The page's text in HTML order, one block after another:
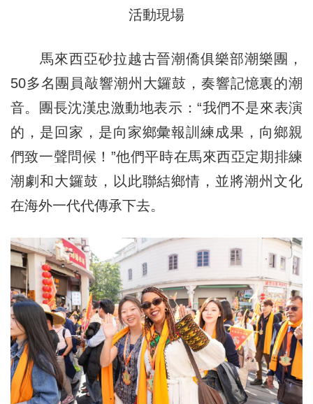
活動現場
馬來西亞砂拉越古晉潮僑俱樂部潮樂團，
50多名團員敲響潮州大鑼鼓，奏響記憶裏的潮
音。團長沈漢忠激動地表示：“我們不是來表演
的，是回家，是向家鄉彙報訓練成果，向鄉親
們致一聲問候！”他們平時在馬來西亞定期排練
潮劇和大鑼鼓，以此聯結鄉情，並將潮州文化
在海外一代代傳承下去。